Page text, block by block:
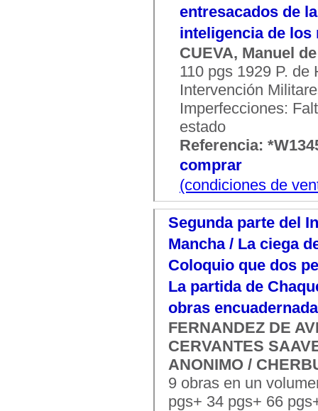
entresacados de
inteligencia de los
CUEVA, Manuel
110 pgs 1929 P.
Intervención
Imperfecciones:
estado
Referencia:
comprar
(condiciones de
Segunda parte del
Mancha / La ciega
Coloquio que dos
La partida de
obras
FERNANDEZ DE
CERVANTES
ANONIMO /
9 obras en un
pgs+ 34 pgs+ 66